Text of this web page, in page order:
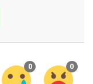
0 0